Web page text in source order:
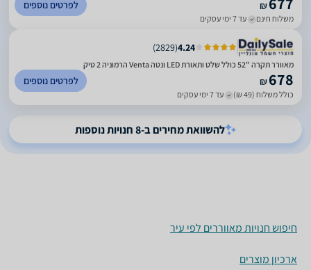
₪
משלוח חינם עד 7 ימי עסקים
לפרטים נוספים
4.24
(
2829
)
מאוורר תקרה "52 כולל שלט ותאורת LED ונטה Venta הרמוניה 2 טיק
₪678
כולל משלוח (49 ₪) עד 7 ימי עסקים
לפרטים נוספים
להשוואת מחירים ב-8 חנויות נוספות
חיפוש חנויות מאווררים לפי עיר
ארכיון מוצרים